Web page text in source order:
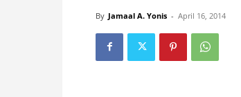
By Jamaal A. Yonis - April 16, 2014